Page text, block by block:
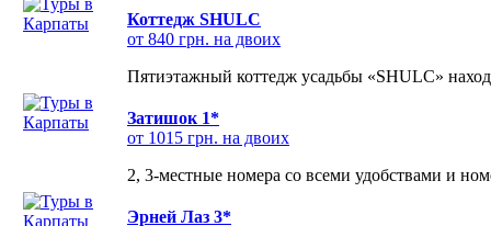
Коттедж SHULC
от 840 грн. на двоих
Пятиэтажный коттедж усадьбы «SHULC»
Затишок 1*
от 1015 грн. на двоих
2, 3-местные номера со всеми удобствами и
Эрней Лаз 3*